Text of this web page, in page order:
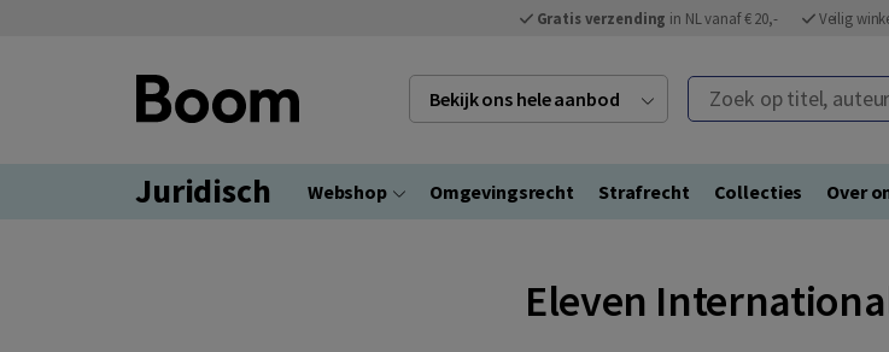
Gratis verzending in NL vanaf € 20,- Veilig
Bekijk ons hele aanbod Zoek op titel, auteur,
Juridisch Webshop Omgevingsrecht Strafrecht Collecties Over
Eleven